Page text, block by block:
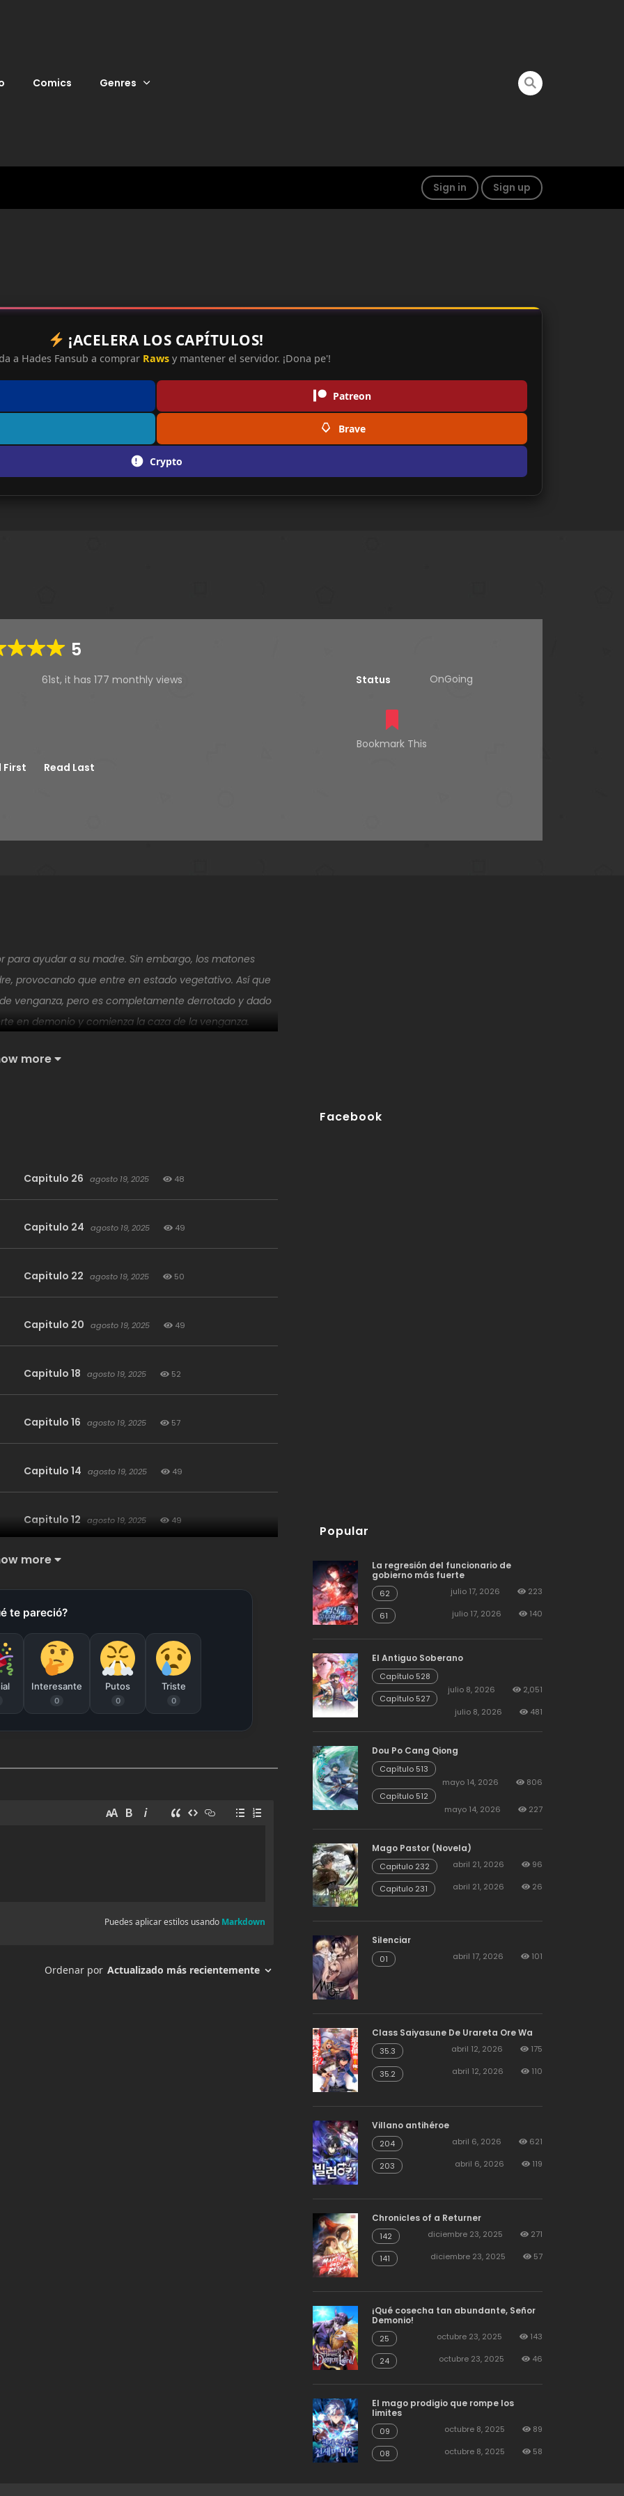
Comics Genres
Sign in Sign up
¡ACELERA LOS CAPÍTULOS!
a Hades Fansub a comprar Raws y mantener el servidor. ¡Dona pe'!
Patreon
Brave
Crypto
5
61st, it has 177 monthly views Status OnGoing
Bookmark This
First
Read Last
ayudar a su madre. Sin embargo, los matones
provocando que entre en estado vegetativo. Así que
venganza, pero es completamente derrotado y dado
en demonio y comienza la caza de la venganza.
more
Capitulo 26 agosto 19, 2025 48
Capitulo 24 agosto 19, 2025 49
Capitulo 22 agosto 19, 2025 50
Capitulo 20 agosto 19, 2025 49
Capitulo 18 agosto 19, 2025 52
Capitulo 16 agosto 19, 2025 57
Capitulo 14 agosto 19, 2025 49
Capitulo 12 agosto 19, 2025 49
Capitulo 8
Capitulo 6 agosto 19, 2025 56
Capitulo 4 agosto 19, 2025 59
Capitulo 0 (3-2) agosto 19, 2025 84
more
te pareció?
Interesante
0
Putos
0
Triste
0
Facebook
Popular
La regresión del funcionario de
gobierno más fuerte
62 julio 17, 2026 223
61 julio 17, 2026 140
El Antiguo Soberano
Capítulo 528
julio 8, 2026
2,051
Capítulo 527
julio 8, 2026
481
Dou Po Cang Qiong
Capítulo 513
mayo 14, 2026
806
Capítulo 512
mayo 14, 2026
227
Mago Pastor (Novela)
Capitulo 232 abril 21, 2026 96
Capitulo 231 abril 21, 2026 26
Silenciar
01 abril 17, 2026 101
Class Saiyasune De Urareta Ore Wa
35.3 abril 12, 2026 175
35.2 abril 12, 2026 110
Villano antihéroe
204 abril 6, 2026 621
203 abril 6, 2026 119
Chronicles of a Returner
142 diciembre 23, 2025 271
141 diciembre 23, 2025 57
¡Qué cosecha tan abundante, Señor
Demonio!
25 octubre 23, 2025 143
24 octubre 23, 2025 46
El mago prodigio que rompe los
limites
09 octubre 8, 2025 89
08 octubre 8, 2025 58